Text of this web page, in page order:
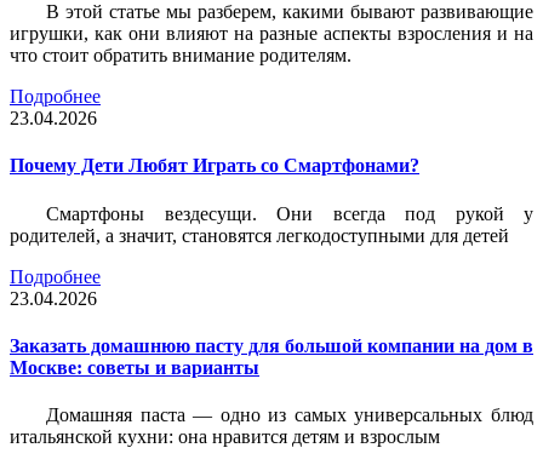
В этой статье мы разберем, какими бывают развивающие
игрушки, как они влияют на разные аспекты взросления и на
что стоит обратить внимание родителям.
Подробнее
23.04.2026
Почему Дети Любят Играть со Смартфонами?
Смартфоны вездесущи. Они всегда под рукой у
родителей, а значит, становятся легкодоступными для детей
Подробнее
23.04.2026
Заказать домашнюю пасту для большой компании на дом в
Москве: советы и варианты
Домашняя паста — одно из самых универсальных блюд
итальянской кухни: она нравится детям и взрослым